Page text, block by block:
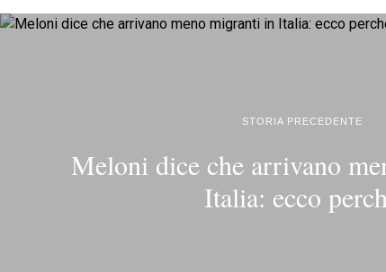
STORIA PRECEDENTE
Meloni dice che arrivano
Italia: ecco